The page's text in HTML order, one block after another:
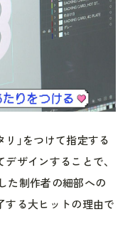
」をつけて指定する
ザインすることで、
た制作者の細部への
する大ヒットの理由で